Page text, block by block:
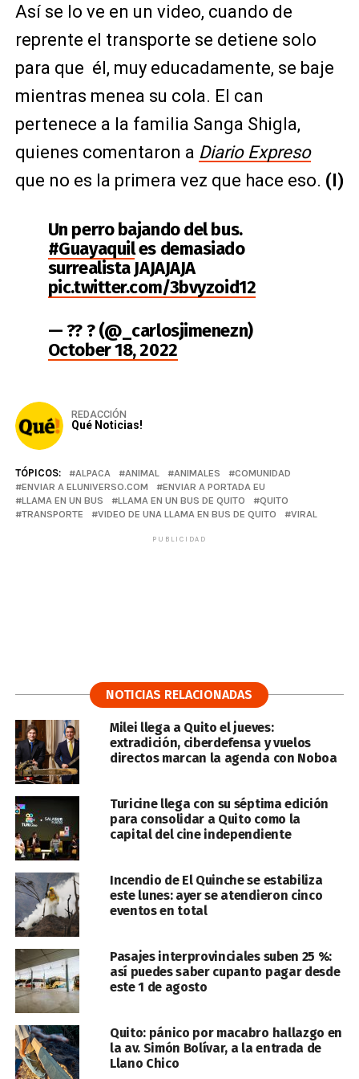
Así se lo ve en un video, cuando de
reprente el transporte se detiene solo
para que él, muy educadamente, se baje
mientras menea su cola. El can
pertenece a la familia Sanga Shigla,
quienes comentaron a Diario Expreso
que no es la primera vez que hace eso. (I)
Un perro bajando del bus.
#Guayaquiles demasiado
surrealista JAJAJAJA
pic.twitter.com/3bvyzoid12
— ?? ? (@_carlosjimenezn)
October 18, 2022
REDACCIÓN
Qué Noticias!
TÓPICOS: ALPACA ANIMAL ANIMALES
COMUNIDAD
ENVIAR A ELUNIVERSO.COM
ENVIAR A PORTADA EU
LLAMA EN UN BUS
LLAMA EN UN BUS DE QUITO
QUITO
TRANSPORTE
VIDEO DE UNA LLAMA EN BUS DE QUITO VIRAL
PUBLICIDAD
NOTICIAS RELACIONADAS
Milei llega a Quito el jueves:
extradición, ciberdefensa y vuelos
directos marcan la agenda con Noboa
Turicine llega con su séptima edición
para consolidar a Quito como la
capital del cine independiente
Incendio de El Quinche se estabiliza
este lunes: ayer se atendieron cinco
eventos en total
Pasajes interprovinciales suben 25 %:
así puedes saber cupanto pagar desde
este 1 de agosto
Quito: pánico por macabro hallazgo en
la av. Simón Bolívar, a la entrada de
Llano Chico